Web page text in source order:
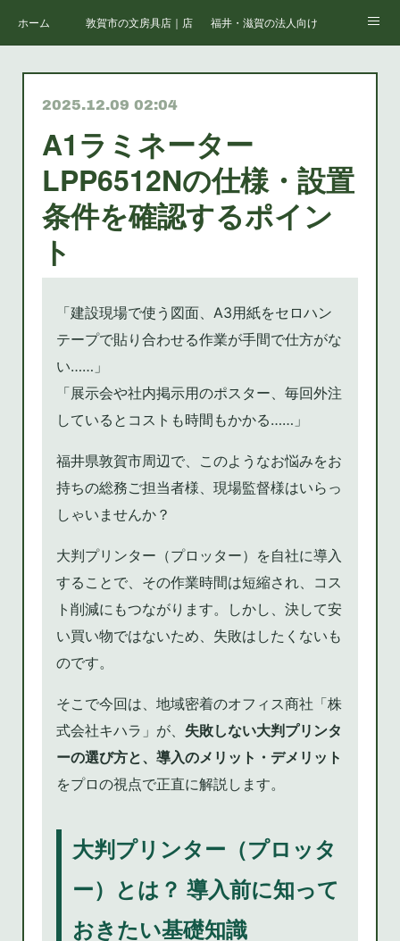
ホーム 敦賀市の文房具店｜店舗案内福井・滋賀の法人向けオフィス支援
福井・滋賀の法人向け文房具・消耗品一括調達福井・滋賀の法人向けパソコン・IT機器
福井・滋賀の社内ネットワーク構築・Wi-Fi整備福井・滋賀の中小企業向け情報セキュリティ対策
福井・滋賀のオフィス移転・内装工事・レイアウト
福井・滋賀の学校・官公庁向け備品・機器調達
福井・滋賀の医療・介護施設向け用品・家具・IT
2025.12.09 02:04
A1ラミネーター
LPP6512Nの仕様・設置
条件を確認するポイン
ト